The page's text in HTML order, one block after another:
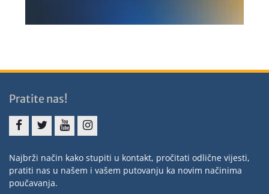
Pratite nas!
Najbrži način kako stupiti u kontakt, pročitati odlične vijesti,
pratiti nas u našem i vašem putovanju ka novim načinima
poučavanja.